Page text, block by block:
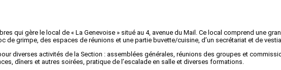
qui gère le local de « La Genevoise » situé au 4, avenue du Mail. Ce local comprend une
de grimpe, des espaces de réunions et une partie buvette/cuisine, d’un secrétariat et de
diverses activités de la Section : assemblées générales, réunions des groupes et
dîners et autres soirées, pratique de l’escalade en salle et diverses formations.